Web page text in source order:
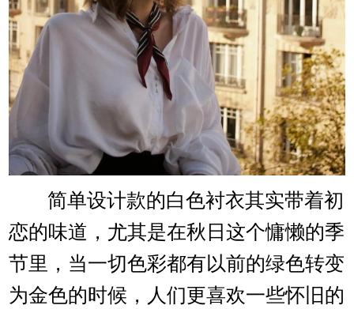
简单设计款的白色衬衣其实带着初
恋的味道，尤其是在秋日这个慵懒的季
节里，当一切色彩都有以前的绿色转变
为金色的时候，人们更喜欢一些怀旧的